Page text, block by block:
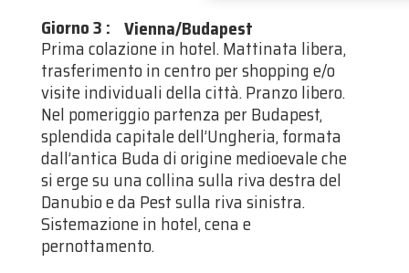
Giorno 3 : Vienna/Budapest
Prima colazione in hotel. Mattinata libera,
trasferimento in centro per shopping e/o
visite individuali della città. Pranzo libero.
Nel pomeriggio partenza per Budapest,
splendida capitale dell’Ungheria, formata
dall’antica Buda di origine medioevale che
si erge su una collina sulla riva destra del
Danubio e da Pest sulla riva sinistra.
Sistemazione in hotel, cena e
pernottamento.